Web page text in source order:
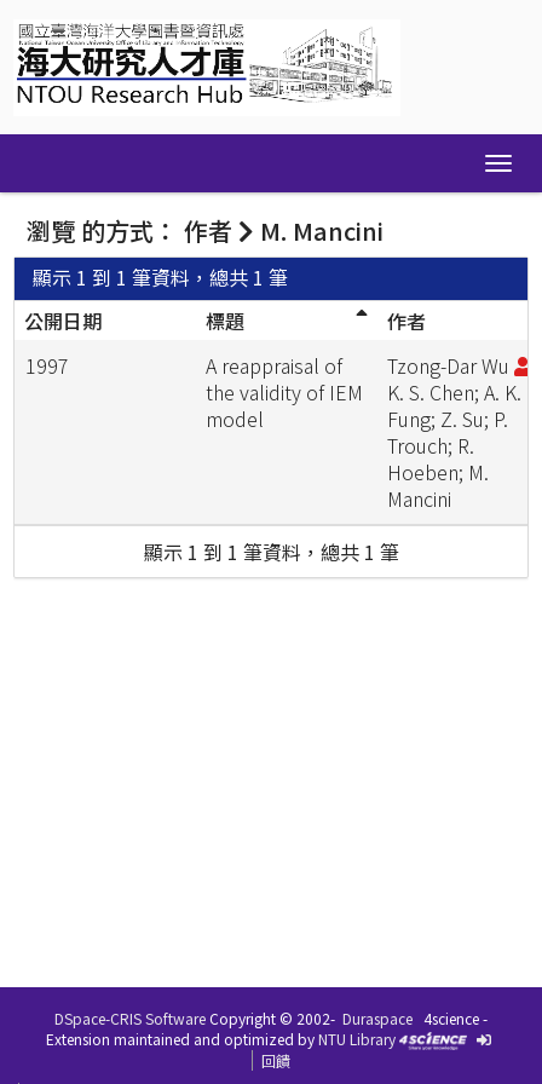
navigation
瀏覽 的方式： 作者 M. Mancini
顯示 1 到 1 筆資料，總共 1 筆
公開日期
標題
作者
1997
A reappraisal of
the validity of IEM
model
Tzong-Dar Wu
K. S. Chen; A. K.
Fung; Z. Su; P.
Trouch; R.
Hoeben; M.
Mancini
顯示 1 到 1 筆資料，總共 1 筆
DSpace-CRIS SoftwareCopyright © 2002- Duraspace 4science -
Extension maintained and optimized byNTU Library
回饋